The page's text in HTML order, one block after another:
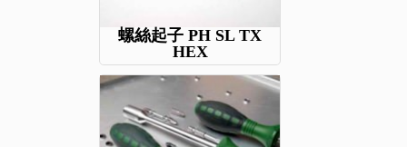
螺絲起子 PH SL TX
HEX